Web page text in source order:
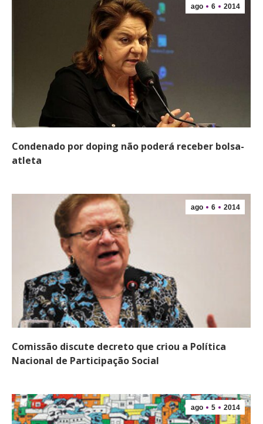
ago 6 2014
Condenado por doping não poderá receber bolsa-
atleta
ago 6 2014
Comissão discute decreto que criou a Política
Nacional de Participação Social
ago 5 2014